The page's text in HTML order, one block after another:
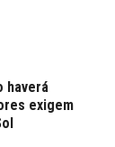
haverá
exigem